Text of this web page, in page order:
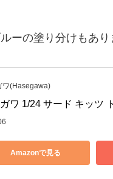
ーの塗り分けもあり
ワ(Hasegawa)
ワ 1/24 サード キッツ
Amazonで見る